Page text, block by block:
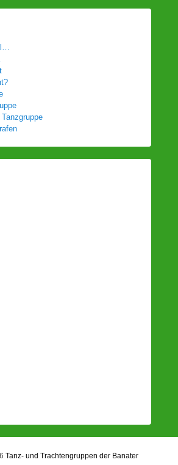
Tanz- und Trachtengruppen der Banater